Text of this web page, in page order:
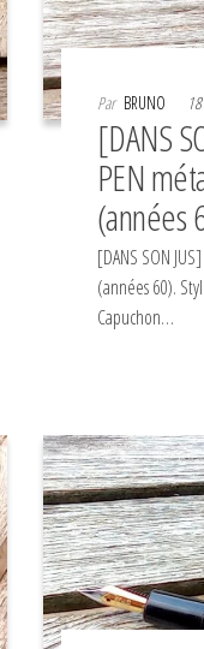
Par BRUNO
[DANS
PEN
(années
[DANS SON
(années 60).
Capuchon…